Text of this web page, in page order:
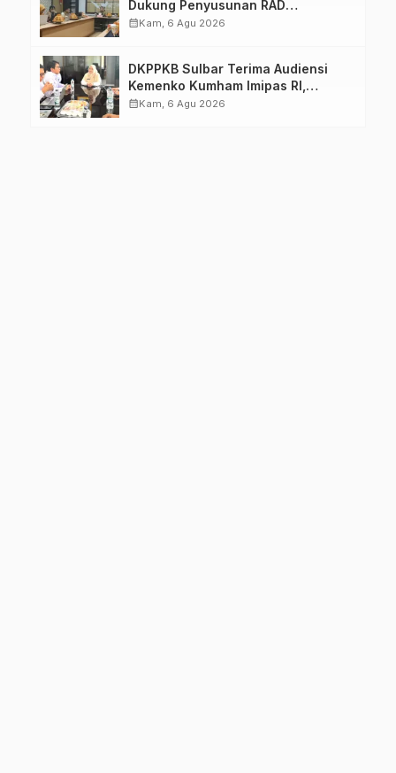
Dukung Penyusunan RAD
TPB/SDGs Sulawesi Barat
calendar_monthKam, 6 Agu 2026
DKPPKB Sulbar Terima Audiensi
Kemenko Kumham Imipas RI,
Perkuat Pelayanan Kesehatan bagi
calendar_monthKam, 6 Agu 2026